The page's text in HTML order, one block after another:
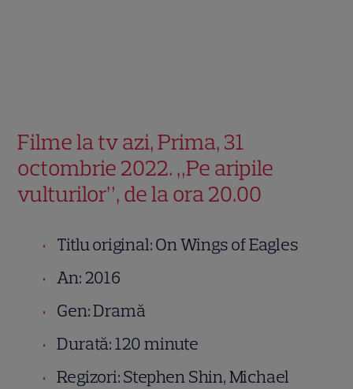
Filme la tv azi, Prima, 31
octombrie 2022. „Pe aripile
vulturilor”, de la ora 20.00
Titlu original: On Wings of Eagles
An: 2016
Gen: Dramă
Durată: 120 minute
Regizori: Stephen Shin, Michael